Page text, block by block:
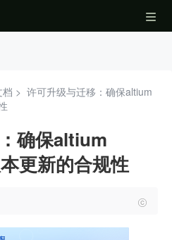
> 许可升级与迁移：确保altium
确保altium
更新的合规性